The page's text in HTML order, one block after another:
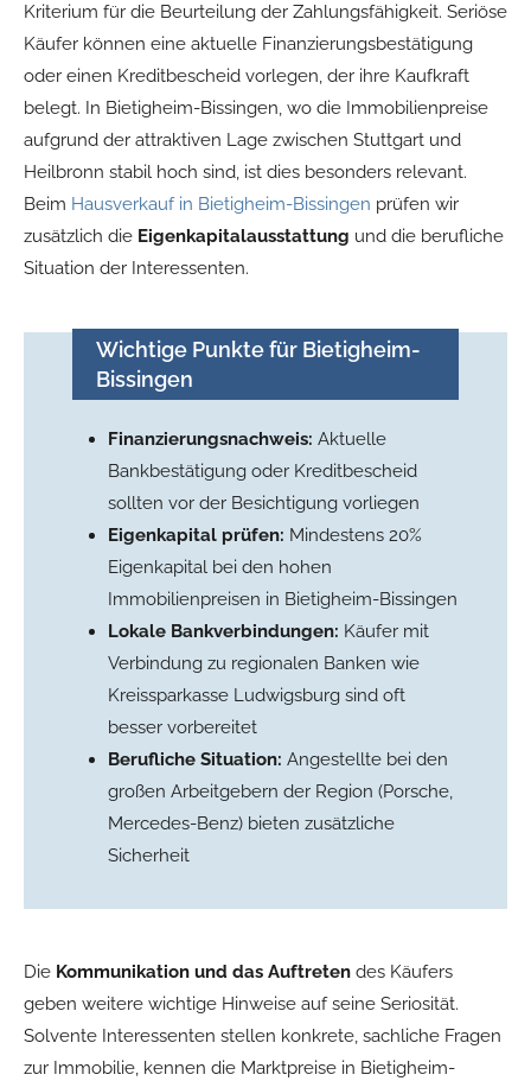
Kriterium für die Beurteilung der Zahlungsfähigkeit. Seriöse
Käufer können eine aktuelle Finanzierungsbestätigung
oder einen Kreditbescheid vorlegen, der ihre Kaufkraft
belegt. In Bietigheim-Bissingen, wo die Immobilienpreise
aufgrund der attraktiven Lage zwischen Stuttgart und
Heilbronn stabil hoch sind, ist dies besonders relevant.
Beim Hausverkauf in Bietigheim-Bissingen prüfen wir
zusätzlich die Eigenkapitalausstattung und die berufliche
Situation der Interessenten.
Wichtige Punkte für Bietigheim-
Bissingen
Finanzierungsnachweis: Aktuelle
Bankbestätigung oder Kreditbescheid
sollten vor der Besichtigung vorliegen
Eigenkapital prüfen: Mindestens 20%
Eigenkapital bei den hohen
Immobilienpreisen in Bietigheim-Bissingen
Lokale Bankverbindungen: Käufer mit
Verbindung zu regionalen Banken wie
Kreissparkasse Ludwigsburg sind oft
besser vorbereitet
Berufliche Situation: Angestellte bei den
großen Arbeitgebern der Region (Porsche,
Mercedes-Benz) bieten zusätzliche
Sicherheit
Die Kommunikation und das Auftreten des Käufers
geben weitere wichtige Hinweise auf seine Seriosität.
Solvente Interessenten stellen konkrete, sachliche Fragen
zur Immobilie, kennen die Marktpreise in Bietigheim-